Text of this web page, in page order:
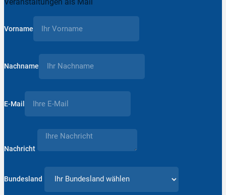
Vorname
Nachname
E-Mail
Nachricht
Bundesland